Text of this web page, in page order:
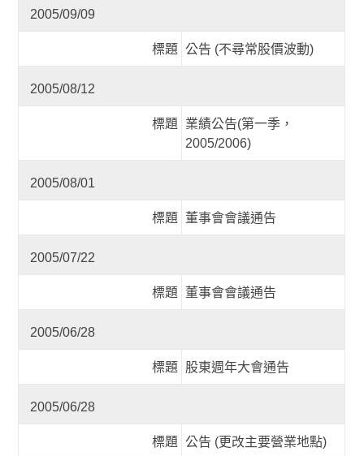
2005/09/09
標題 公告 (不尋常股價波動)
2005/08/12
標題
業績公告(第一季，
2005/2006)
2005/08/01
標題 董事會會議通告
2005/07/22
標題 董事會會議通告
2005/06/28
標題 股東週年大會通告
2005/06/28
標題 公告 (更改主要營業地點)